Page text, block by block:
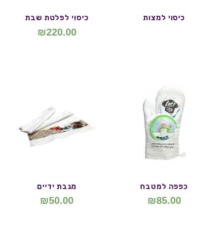
כיסוי למצות כיסוי לפלטת שבת
₪220.00
כפפה למטבח
₪85.00
מגבת ידיים
₪50.00